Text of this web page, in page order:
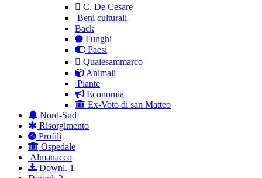
C. De Cesare
Beni culturali
Back
Funghi
Paesi
Qualesammarco
Animali
Piante
Economia
Ex-Voto di san Matteo
Nord-Sud
Risorgimento
Profili
Ospedale
Almanacco
Downl. 1